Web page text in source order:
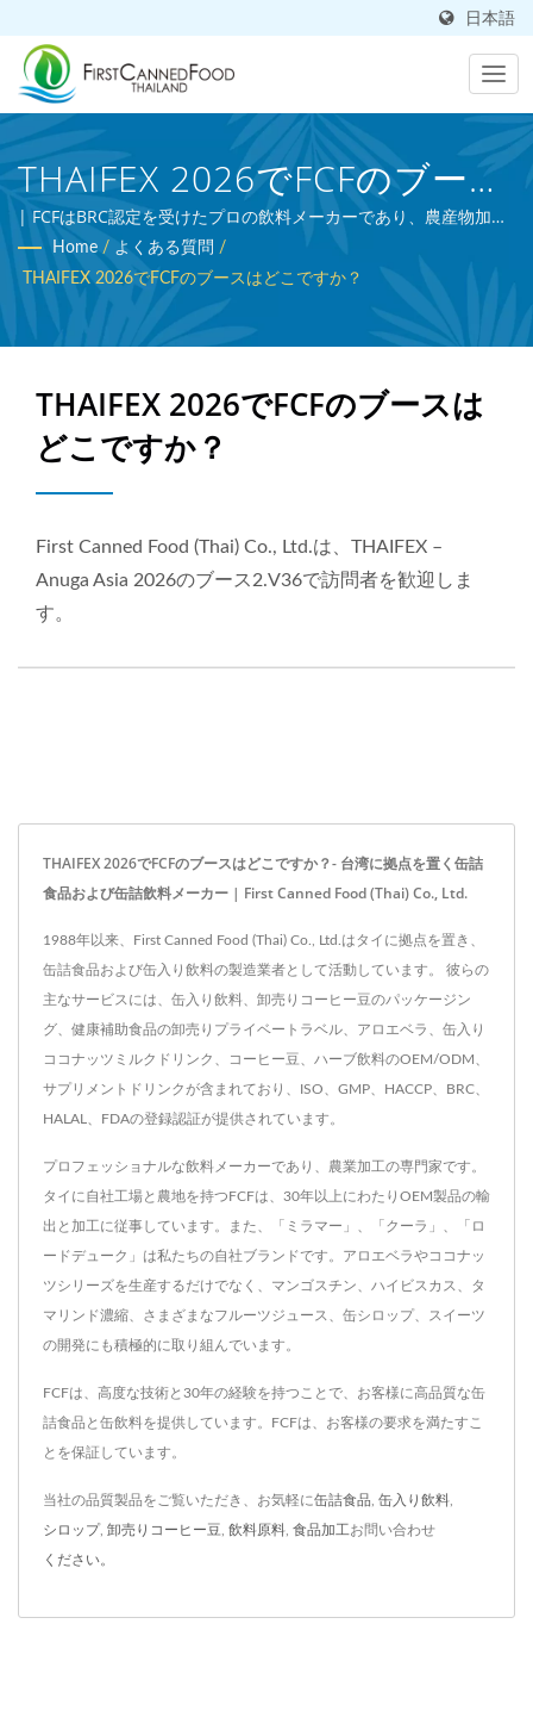
日本語
THAIFEX 2026でFCFのブース
はどこですか？| 台湾に拠点
を置く缶詰食品および缶詰飲
料メーカー | First Canned
| FCFはBRC認定を受けたプロの飲料メーカーであり、農産物加工
の専門家です。
Home / よくある質問 /
THAIFEX 2026でFCFのブースはどこですか？
THAIFEX 2026でFCFのブースは
どこですか？
First Canned Food (Thai) Co., Ltd.は、THAIFEX –
Anuga Asia 2026のブース2.V36で訪問者を歓迎しま
す。
THAIFEX 2026でFCFのブースはどこですか？- 台湾に拠点を置く缶詰
食品および缶詰飲料メーカー | First Canned Food (Thai) Co., Ltd.
1988年以来、First Canned Food (Thai) Co., Ltd.はタイに拠点を置き、
缶詰食品および缶入り飲料の製造業者として活動しています。 彼らの
主なサービスには、缶入り飲料、卸売りコーヒー豆のパッケージン
グ、健康補助食品の卸売りプライベートラベル、アロエベラ、缶入り
ココナッツミルクドリンク、コーヒー豆、ハーブ飲料のOEM/ODM、
サプリメントドリンクが含まれており、ISO、GMP、HACCP、BRC、
HALAL、FDAの登録認証が提供されています。
プロフェッショナルな飲料メーカーであり、農業加工の専門家です。
タイに自社工場と農地を持つFCFは、30年以上にわたりOEM製品の輸
出と加工に従事しています。また、「ミラマー」、「クーラ」、「ロ
ードデューク」は私たちの自社ブランドです。アロエベラやココナッ
ツシリーズを生産するだけでなく、マンゴスチン、ハイビスカス、タ
マリンド濃縮、さまざまなフルーツジュース、缶シロップ、スイーツ
の開発にも積極的に取り組んでいます。
FCFは、高度な技術と30年の経験を持つことで、お客様に高品質な缶
詰食品と缶飲料を提供しています。FCFは、お客様の要求を満たすこ
とを保証しています。
当社の品質製品をご覧いただき、お気軽に缶詰食品 缶入り飲料
シロップ, 卸売りコーヒー豆 飲料原料 食品加工お問い合わせ
ください。